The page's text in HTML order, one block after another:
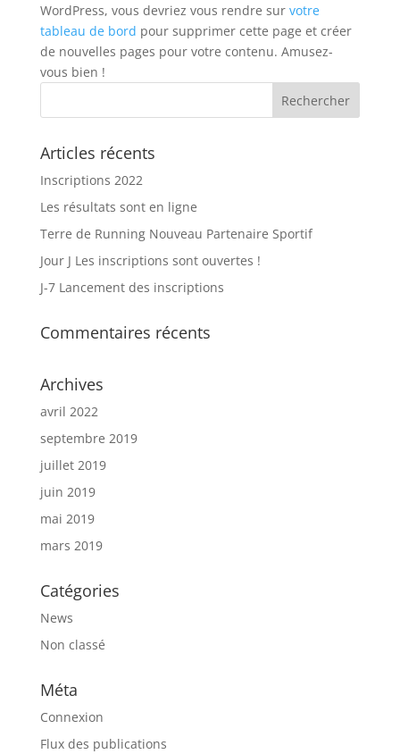
WordPress, vous devriez vous rendre sur votre
tableau de bord pour supprimer cette page et créer
de nouvelles pages pour votre contenu. Amusez-
vous bien !
Articles récents
Inscriptions 2022
Les résultats sont en ligne
Terre de Running Nouveau Partenaire Sportif
Jour J Les inscriptions sont ouvertes !
J-7 Lancement des inscriptions
Commentaires récents
Archives
avril 2022
septembre 2019
juillet 2019
juin 2019
mai 2019
mars 2019
Catégories
News
Non classé
Méta
Connexion
Flux des publications